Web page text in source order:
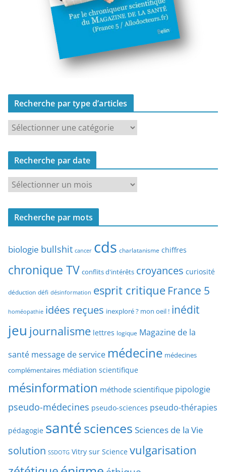
Recherche par type d’articles
e
c
e
e
a
t
y
e
d
’
a
i
c
l
e
Recherche par date
e
c
r
h
p
a
t
e
Recherche par mots
biologie bullshit cancer cds charlatanisme chiffres
chronique TV conflits d'intérêts croyances curiosité
déduction défi désinformation esprit critique France 5
homéopathie idées reçues inexploré ? mon oeil ! inédit
jeu journalisme lettres logique Magazine de la
santé message de service médecine médecines
complémentaires médiation scientifique
mésinformation méthode scientifique pipologie
pseudo-médecines pseudo-sciences pseudo-thérapies
pédagogie santésciences Sciences de la Vie
solution SSDOTG Vitry sur Science vulgarisation